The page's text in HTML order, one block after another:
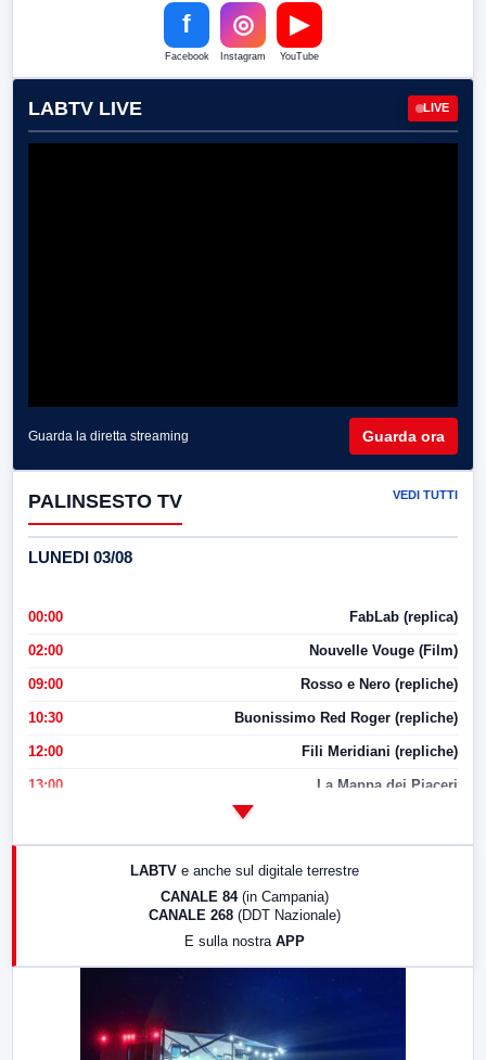
f
Facebook
◎
Instagram
▶
YouTube
LABTV LIVE LIVE
Guarda la diretta streaming Guarda ora
PALINSESTO TV VEDI TUTTI
LUNEDI 03/08
00:00 FabLab (replica)
02:00 Nouvelle Vouge (Film)
09:00 Rosso e Nero (repliche)
10:30 Buonissimo Red Roger (repliche)
12:00 Fili Meridiani (repliche)
13:00 La Mappa dei Piaceri
17:00 LabNews (replica)
LABTV e anche sul digitale terrestre
CANALE 84 (in Campania)
CANALE 268 (DDT Nazionale)
E sulla nostra APP